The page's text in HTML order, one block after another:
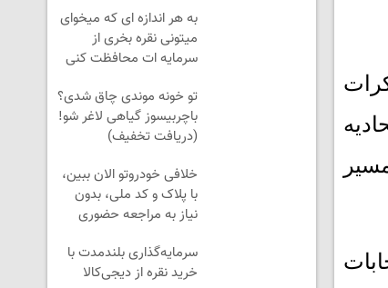
به هر اندازه ای که میخوای
میتونی نقره بخری از
سرمایه ات محافظت کنی
تو خونه موندی چاق شدی؟
باچربیسوز گیاهی لاغر شو!
(دریافت تخفیف)
خلافی خودروتو الان ببین،
با پلاک و کد ملی، بدون
نیاز به مراجعه حضوری
سرمایه‌گذاری بلندمدت با
خرید نقره از دیجی‌کالا